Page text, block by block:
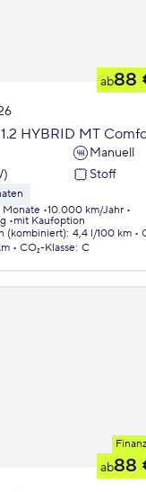
ab88
1.2 HYBRID MT
Manuell
Stoff
10.000 km/Jahr
mit Kaufoption
(kombiniert): 4,4 l/100 km
CO₂-Klasse: C
ab88